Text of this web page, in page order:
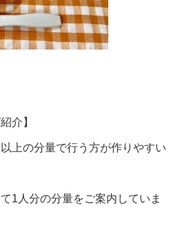
介】
上の分量で行う方が作りやすい
1人分の分量をご案内していま